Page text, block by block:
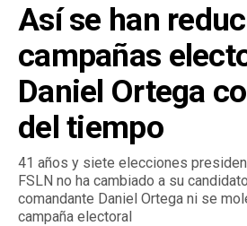
Así se han
campañas
Daniel Ortega
del tiempo
41 años y siete elecciones
FSLN no ha cambiado a su
comandante Daniel Ortega ni se
campaña electoral